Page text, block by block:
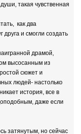
такая чувственная
как два
друга и смогли создать
драмой,
высосанным из
сюжет и
людей- настолько
история, все в
даже если
затянутым, но сейчас